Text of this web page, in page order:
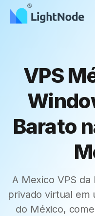
VPS
Barato
A Mexico VPS
privado virtual em
do México,